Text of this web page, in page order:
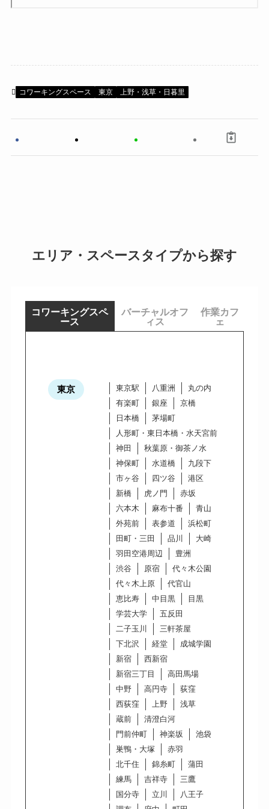
コワーキングスペース 東京 上野・浅草・日暮里
エリア・スペースタイプから探す
コワーキングスペ
ース
バーチャルオフ
ィス
作業カフ
ェ
東京 東京駅 八重洲
丸の内
有楽町
銀座
京橋
日本橋
茅場町
人形町・東日本橋・水天宮前
神田
秋葉原・御茶ノ水
神保町
水道橋
九段下
市ヶ谷
四ツ谷
港区
新橋
虎ノ門
赤坂
六本木
麻布十番
青山
外苑前
表参道
浜松町
田町・三田
品川
大崎
羽田空港周辺
豊洲
渋谷
原宿
代々木公園
代々木上原
代官山
恵比寿
中目黒
目黒
学芸大学
五反田
二子玉川
三軒茶屋
下北沢
経堂
成城学園
新宿
西新宿
新宿三丁目
高田馬場
中野
高円寺
荻窪
西荻窪
上野
浅草
蔵前
清澄白河
門前仲町
神楽坂
池袋
巣鴨・大塚
赤羽
北千住
錦糸町
蒲田
練馬
吉祥寺
三鷹
国分寺
立川
八王子